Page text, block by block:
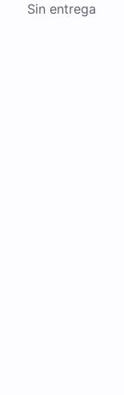
Sin entrega